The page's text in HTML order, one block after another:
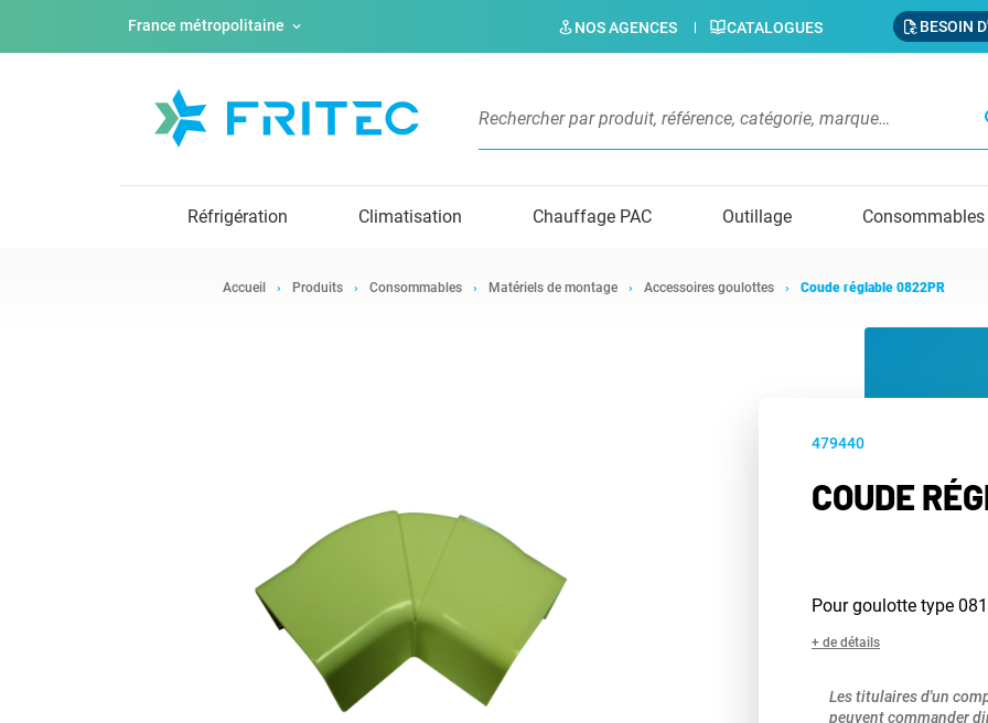
France métropolitaine NOS AGENCES CATALOGUES BESOIN
Réfrigération Climatisation Chauffage PAC Outillage Consommables
Accueil Produits Consommables Matériels de montage Accessoires goulottes Coude réglable 0822PR
479440
COUDE
Pour goulotte type
+ de détails
Les titulaires d'un
peuvent commander